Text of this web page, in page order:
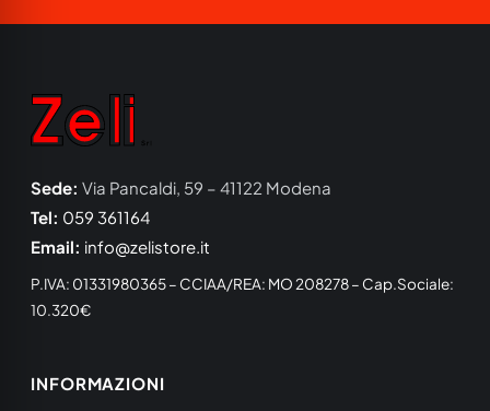
Sede: Via Pancaldi, 59 – 41122 Modena
Tel: 059 361164
Email: info@zelistore.it
P.IVA: 01331980365 – CCIAA/REA: MO 208278 – Cap.Sociale:
10.320€
INFORMAZIONI